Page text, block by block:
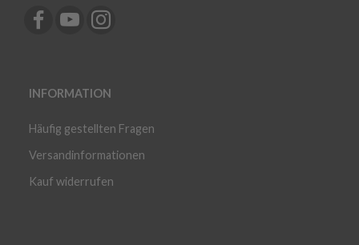
INFORMATION
Häufig gestellten Fragen
Versandinformationen
Kauf widerrufen